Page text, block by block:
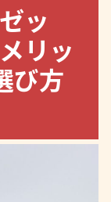
ッ
リッ
び方